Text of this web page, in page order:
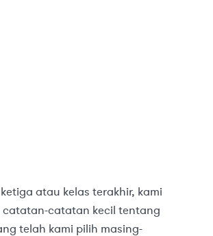
atau kelas terakhir, kami
catatan-catatan kecil tentang
telah kami pilih masing-